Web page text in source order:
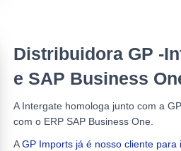
Distribuidora GP -
e SAP Business
A Intergate homologa junto com a
com o ERP SAP Business One.
AGP Imports já é nosso cliente